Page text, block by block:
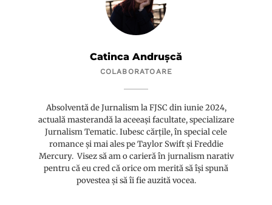
Catinca Andrușcă
COLABORATOARE
Absolventă de Jurnalism la FJSC din iunie 2024,
actuală masterandă la aceeași facultate, specializare
Jurnalism Tematic. Iubesc cărțile, în special cele
romance și mai ales pe Taylor Swift și Freddie
Mercury. Visez să am o carieră în jurnalism narativ
pentru că eu cred că orice om merită să își spună
povestea și să îi fie auzită vocea.